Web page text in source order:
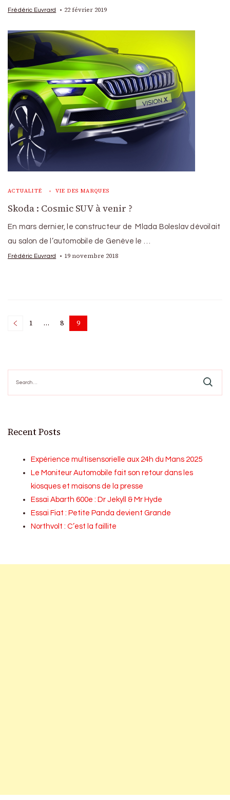
Frédéric Euvrard 22 février 2019
ACTUALITÉ VIE DES MARQUES
Skoda : Cosmic SUV à venir ?
En mars dernier, le constructeur de Mlada Boleslav dévoilait
au salon de l’automobile de Genève le …
Frédéric Euvrard 19 novembre 2018
Posts
Page
1 … Page
8 Page
9
for:
Recent Posts
Expérience multisensorielle aux 24h du Mans 2025
Le Moniteur Automobile fait son retour dans les
kiosques et maisons de la presse
Essai Abarth 600e : Dr Jekyll & Mr Hyde
Essai Fiat : Petite Panda devient Grande
Northvolt : C’est la faillite